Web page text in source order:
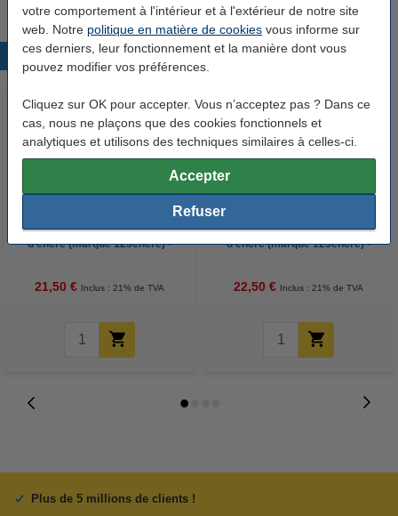
votre comportement à l'intérieur et à l'extérieur de notre site
web. Notre politique en matière de cookies vous informe sur
ces derniers, leur fonctionnement et la manière dont vous
pouvez modifier vos préférences.
Cliquez sur OK pour accepter. Vous n’acceptez pas ? Dans ce
cas, nous ne plaçons que des cookies fonctionnels et
analytiques et utilisons des techniques similaires à celles-ci.
Accepter
Refuser
Produits populaires
d'encre (marque 123encre) -
21,50 € Inclus : 21% de TVA
d'encre (marque 123encre) -
22,50 € Inclus : 21% de TVA
Plus de 5 millions de clients !